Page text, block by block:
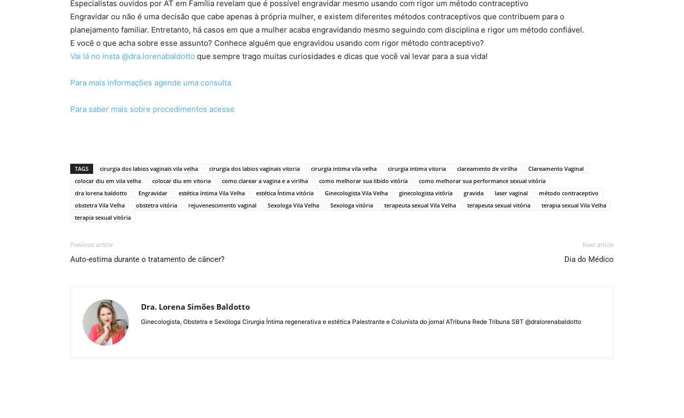
Especialistas ouvidos por AT em Família revelam que é possível engravidar mesmo usando com rigor um método contraceptivo
Engravidar ou não é uma decisão que cabe apenas à própria mulher, e existem diferentes métodos contraceptivos que contribuem para o
planejamento familiar. Entretanto, há casos em que a mulher acaba engravidando mesmo seguindo com disciplina e rigor um método confiável.
E você o que acha sobre esse assunto? Conhece alguém que engravidou usando com rigor método contraceptivo?
Vai lá no insta @dra.lorenabaldotto que sempre trago muitas curiosidades e dicas que você vai levar para a sua vida!
Para mais informações agende uma consulta
Para saber mais sobre procedimentos acesse
TAGS cirurgia dos labios vaginais vila velha cirurgia dos labios vaginais vitoria cirurgia intima vila velha cirurgia intima vitoria clareamento de virilha
Clareamento Vaginal
colocar diu em vila velha
colocar diu em vitoria como clarear a vagina e a virilha como melhorar sua libido vitória
como melhorar sua performance sexual vitória
dra lorena baldotto
Engravidar estética íntima Vila Velha estética Íntima vitória Ginecologista Vila Velha ginecologista vitória gravida laser vaginal
método contraceptivo
obstetra Vila Velha
obstetra vitória rejuvenescimento vaginal Sexologa Vila Velha Sexologa vitória terapeuta sexual Vila Velha terapeuta sexual vitória
terapia sexual Vila Velha
terapia sexual vitória
Previous article
Auto-estima durante o tratamento de câncer?
Next article
Dia do Médico
Dra. Lorena Simões Baldotto
Ginecologista, Obstetra e Sexóloga Cirurgia Íntima regenerativa e estética Palestrante e Colunista do jornal ATribuna Rede Tribuna SBT @dralorenabaldotto